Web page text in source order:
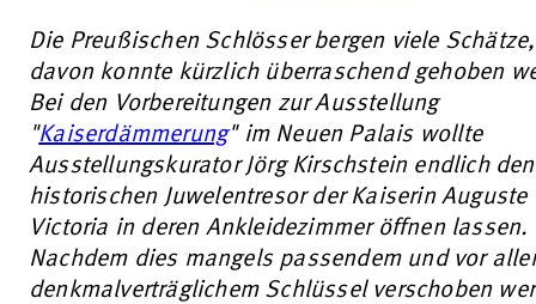
Die Preußischen Schlösser bergen viele
davon konnte kürzlich überraschend gehoben
Bei den Vorbereitungen zur Ausstellung
"Kaiserdämmerung" im Neuen Palais wollte
Ausstellungskurator Jörg Kirschstein endlich den
historischen Juwelentresor der Kaiserin Auguste
Victoria in deren Ankleidezimmer öffnen lassen.
Nachdem dies mangels passendem und vor
denkmalverträglichem Schlüssel verschoben